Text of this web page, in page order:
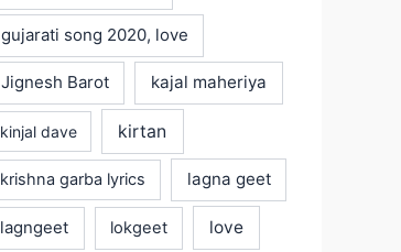
gujarati song 2020, love
Jignesh Barot kajal maheriya
kinjal dave kirtan
krishna garba lyrics lagna geet
lagngeet lokgeet love